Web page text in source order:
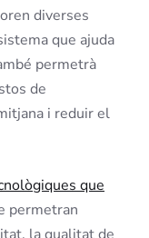
diverses
que ajuda
permetrà
de
i reduir el
que
permetran